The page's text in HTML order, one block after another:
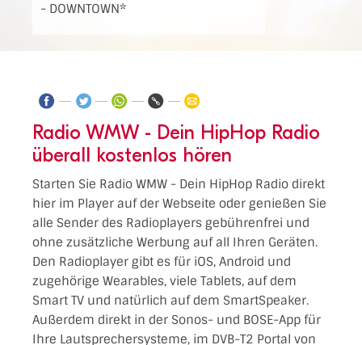
- DOWNTOWN*
Radio WMW - Dein HipHop Radio
überall kostenlos hören
Starten Sie Radio WMW - Dein HipHop Radio direkt
hier im Player auf der Webseite oder genießen Sie
alle Sender des Radioplayers gebührenfrei und
ohne zusätzliche Werbung auf all Ihren Geräten.
Den Radioplayer gibt es für iOS, Android und
zugehörige Wearables, viele Tablets, auf dem
Smart TV und natürlich auf dem SmartSpeaker.
Außerdem direkt in der Sonos- und BOSE-App für
Ihre Lautsprechersysteme, im DVB-T2 Portal von